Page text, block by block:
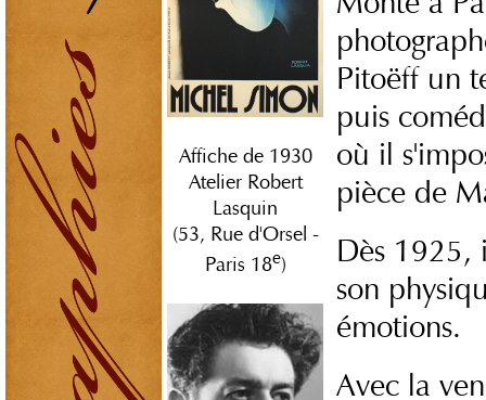
Affiche de 1930
Atelier Robert
Lasquin
(53, Rue d'Orsel -
Paris 18e)
Pitoëff un
puis
où il
pièce de
Dès 1925,
son
émotions.
Avec la